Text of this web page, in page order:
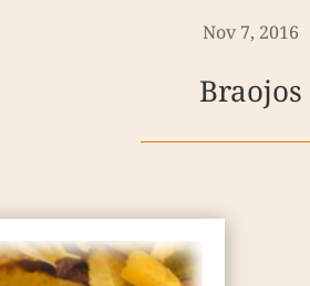
Nov 7, 2016
Braojos